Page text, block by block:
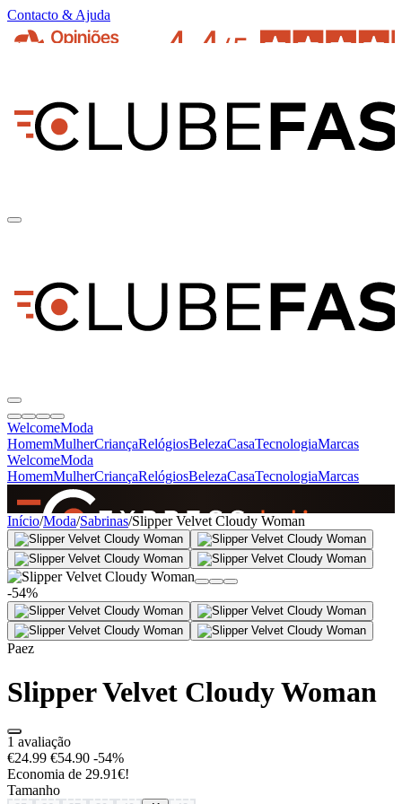
Contacto & Ajuda
WelcomeModa
HomemMulherCriançaRelógiosBelezaCasaTecnologiaMarcas
WelcomeModa
HomemMulherCriançaRelógiosBelezaCasaTecnologiaMarcas
SINCE 2005
+de 36.000 reviews
Início/Moda/Sabrinas/Slipper Velvet Cloudy Woman
-54%
Paez
Slipper Velvet Cloudy Woman
1 avaliação
€24.99 €54.90 -54%
Economia de 29.91€!
Tamanho